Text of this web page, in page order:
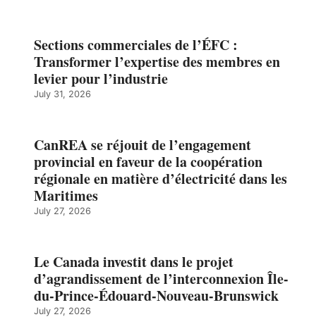
Sections commerciales de l’ÉFC :
Transformer l’expertise des membres en
levier pour l’industrie
July 31, 2026
CanREA se réjouit de l’engagement
provincial en faveur de la coopération
régionale en matière d’électricité dans les
Maritimes
July 27, 2026
Le Canada investit dans le projet
d’agrandissement de l’interconnexion Île-
du-Prince-Édouard-Nouveau-Brunswick
July 27, 2026